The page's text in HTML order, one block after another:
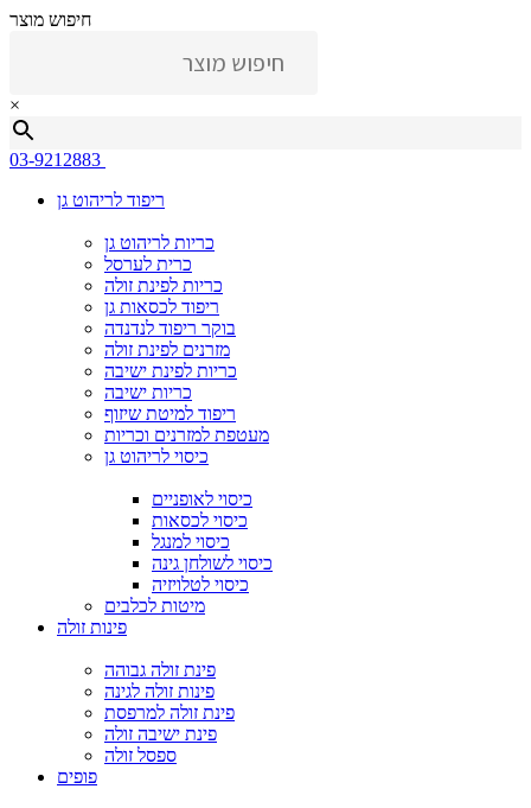
חיפוש מוצר
×
03-9212883
ריפוד לריהוט גן
כריות לריהוט גן
כרית לערסל
כריות לפינת זולה
ריפוד לכסאות גן
בוקר ריפוד לנדנדה
מזרנים לפינת זולה
כריות לפינת ישיבה
כריות ישיבה
ריפוד למיטת שיזוף
מעטפת למזרנים וכריות
כיסוי לריהוט גן
כיסוי לאופניים
כיסוי לכסאות
כיסוי למנגל
כיסוי לשולחן גינה
כיסוי לטלויזיה
מיטות לכלבים
פינות זולה
פינת זולה גבוהה
פינות זולה לגינה
פינת זולה למרפסת
פינת ישיבה זולה
ספסל זולה
פופים